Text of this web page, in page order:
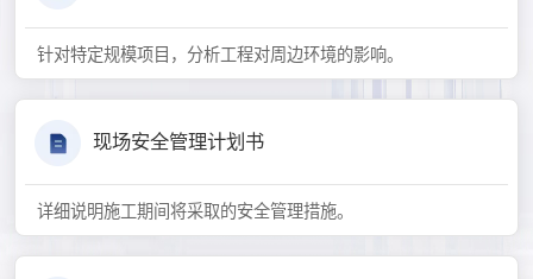
针对特定规模项目，分析工程对周边环境的影响。
现场安全管理计划书
详细说明施工期间将采取的安全管理措施。